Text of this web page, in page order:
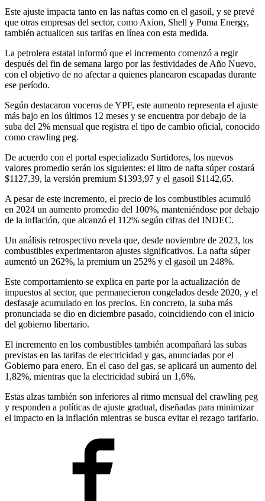
Este ajuste impacta tanto en las naftas como en el gasoil, y se prevé
que otras empresas del sector, como Axion, Shell y Puma Energy,
también actualicen sus tarifas en línea con esta medida.
La petrolera estatal informó que el incremento comenzó a regir
después del fin de semana largo por las festividades de Año Nuevo,
con el objetivo de no afectar a quienes planearon escapadas durante
ese período.
Según destacaron voceros de YPF, este aumento representa el ajuste
más bajo en los últimos 12 meses y se encuentra por debajo de la
suba del 2% mensual que registra el tipo de cambio oficial, conocido
como crawling peg.
De acuerdo con el portal especializado Surtidores, los nuevos
valores promedio serán los siguientes: el litro de nafta súper costará
$1127,39, la versión premium $1393,97 y el gasoil $1142,65.
A pesar de este incremento, el precio de los combustibles acumuló
en 2024 un aumento promedio del 100%, manteniéndose por debajo
de la inflación, que alcanzó el 112% según cifras del INDEC.
Un análisis retrospectivo revela que, desde noviembre de 2023, los
combustibles experimentaron ajustes significativos. La nafta súper
aumentó un 262%, la premium un 252% y el gasoil un 248%.
Este comportamiento se explica en parte por la actualización de
impuestos al sector, que permanecieron congelados desde 2020, y el
desfasaje acumulado en los precios. En concreto, la suba más
pronunciada se dio en diciembre pasado, coincidiendo con el inicio
del gobierno libertario.
El incremento en los combustibles también acompañará las subas
previstas en las tarifas de electricidad y gas, anunciadas por el
Gobierno para enero. En el caso del gas, se aplicará un aumento del
1,82%, mientras que la electricidad subirá un 1,6%.
Estas alzas también son inferiores al ritmo mensual del crawling peg
y responden a políticas de ajuste gradual, diseñadas para minimizar
el impacto en la inflación mientras se busca evitar el rezago tarifario.